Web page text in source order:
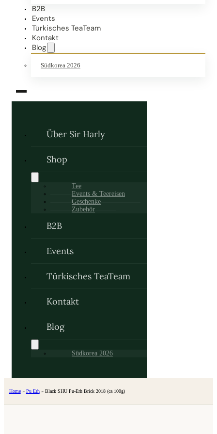
B2B
Events
Türkisches TeaTeam
Kontakt
Blog
Südkorea 2026
Über Sir Harly
Shop
Tee
Events & Teereisen
Geschenke
Zubehör
B2B
Events
Türkisches TeaTeam
Kontakt
Blog
Südkorea 2026
Home» Pu Erh» Black SHU Pu-Erh Brick 2018 (ca 100g)